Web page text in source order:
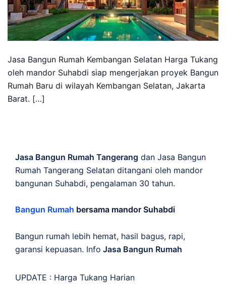
Jasa Bangun Rumah Kembangan Selatan Harga Tukang
oleh mandor Suhabdi siap mengerjakan proyek Bangun
Rumah Baru di wilayah Kembangan Selatan, Jakarta
Barat. […]
Jasa Bangun Rumah Tangerang dan Jasa Bangun
Rumah Tangerang Selatan ditangani oleh mandor
bangunan Suhabdi, pengalaman 30 tahun.
Bangun Rumah bersama mandor Suhabdi
Bangun rumah lebih hemat, hasil bagus, rapi,
garansi kepuasan. Info Jasa Bangun Rumah
UPDATE : Harga Tukang Harian